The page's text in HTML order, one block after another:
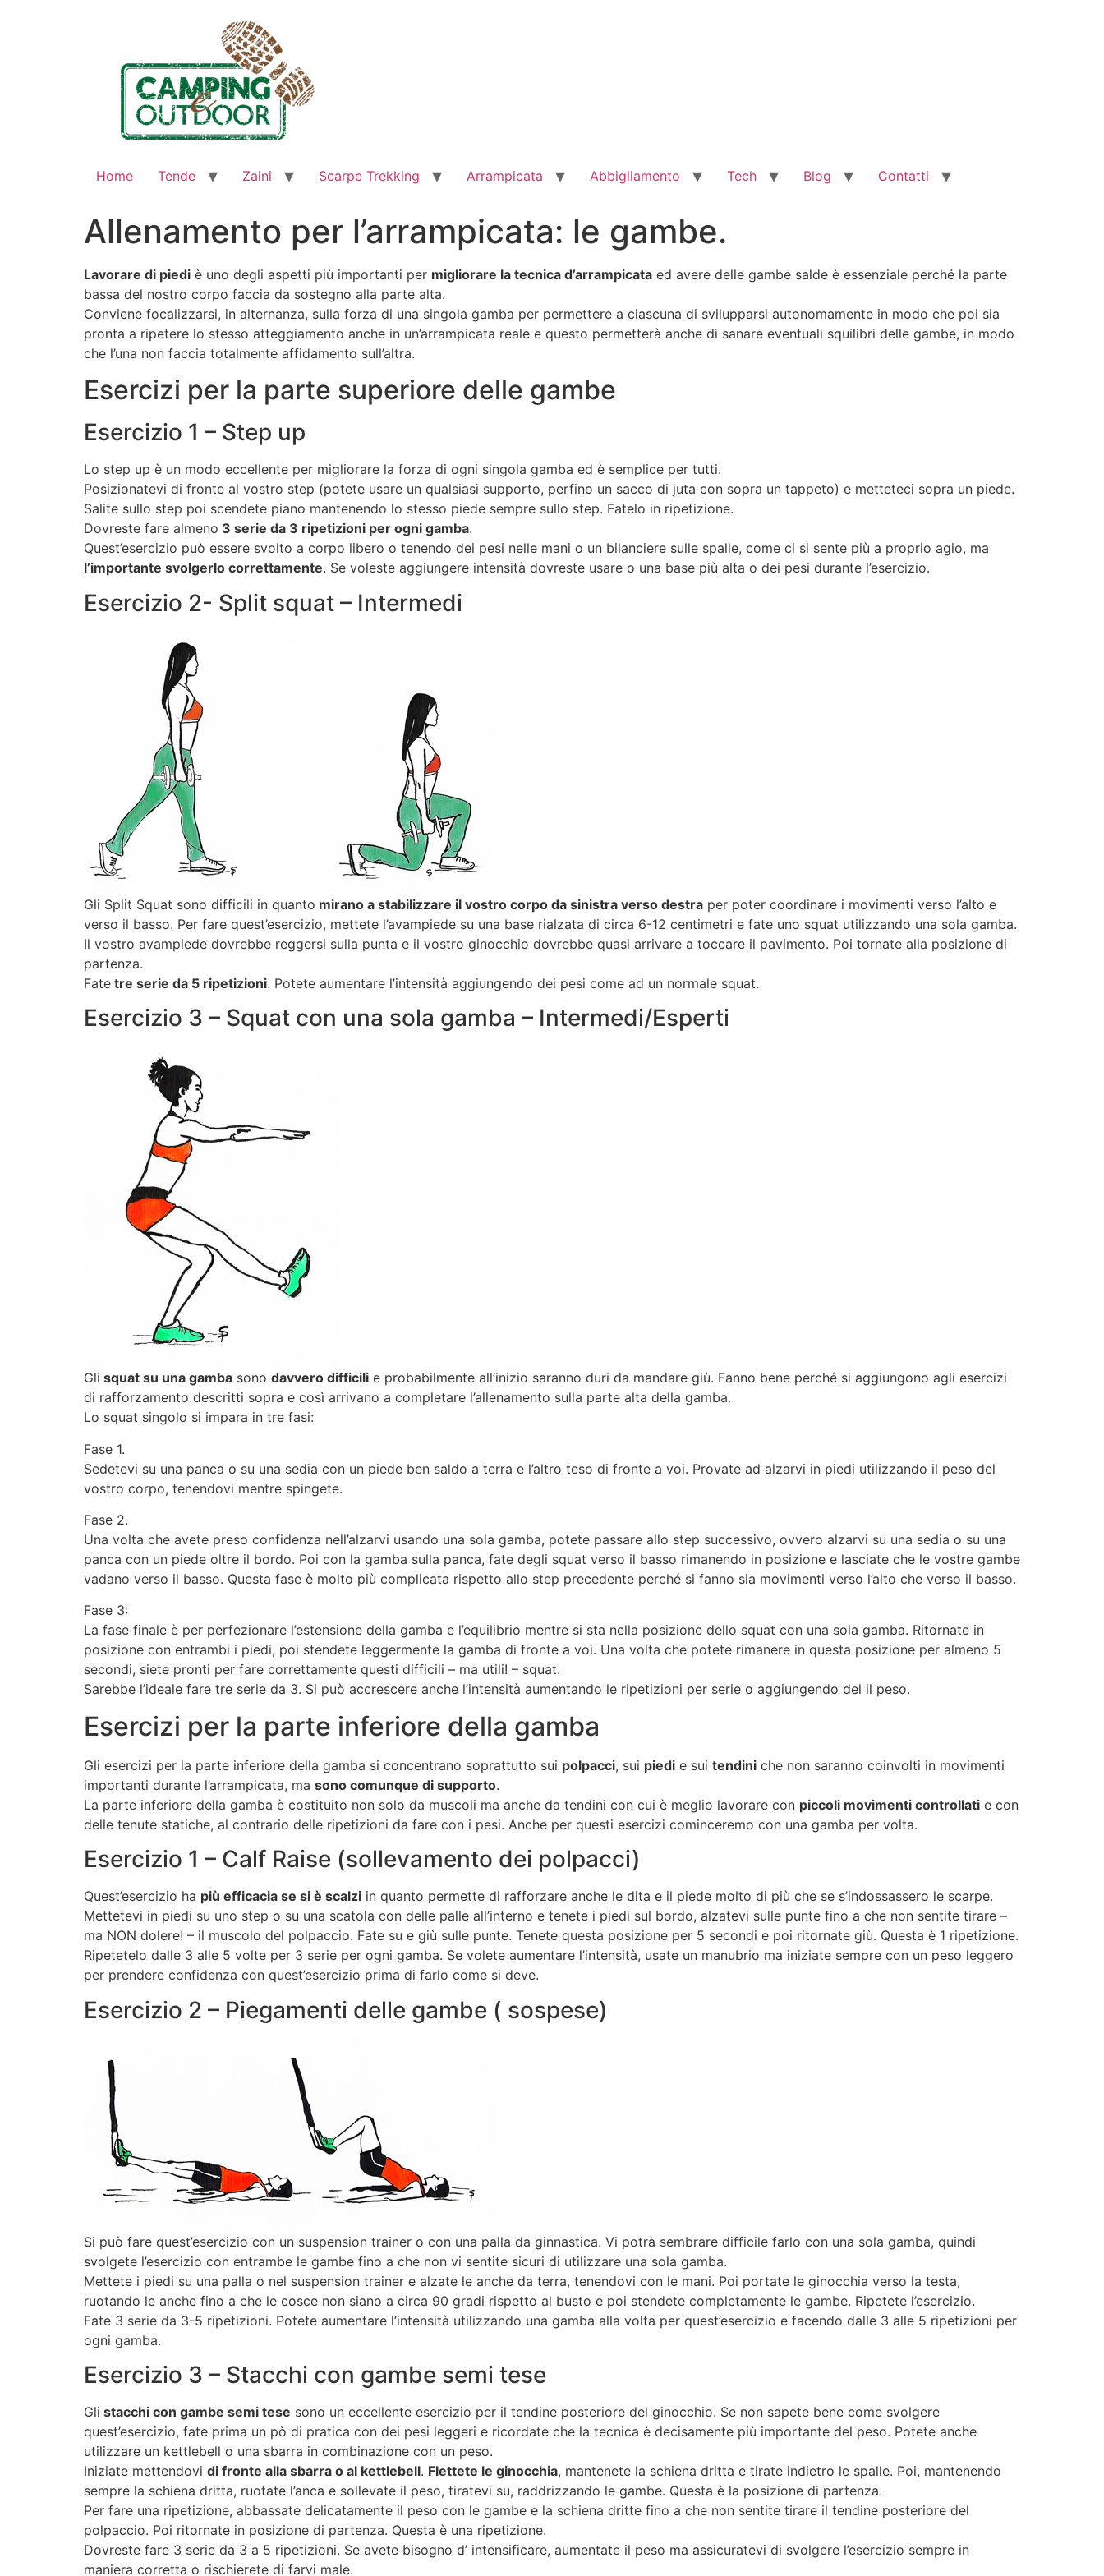
Home Tende Zaini Scarpe Trekking Arrampicata Abbigliamento Tech Blog Contatti
Allenamento per l’arrampicata: le gambe.
Lavorare di piedi è uno degli aspetti più importanti per migliorare la tecnica d’arrampicata ed avere delle gambe salde è essenziale perché la parte
bassa del nostro corpo faccia da sostegno alla parte alta.
Conviene focalizzarsi, in alternanza, sulla forza di una singola gamba per permettere a ciascuna di svilupparsi autonomamente in modo che poi sia
pronta a ripetere lo stesso atteggiamento anche in un’arrampicata reale e questo permetterà anche di sanare eventuali squilibri delle gambe, in modo
che l’una non faccia totalmente affidamento sull’altra.
Esercizi per la parte superiore delle gambe
Esercizio 1 – Step up
Lo step up è un modo eccellente per migliorare la forza di ogni singola gamba ed è semplice per tutti.
Posizionatevi di fronte al vostro step (potete usare un qualsiasi supporto, perfino un sacco di juta con sopra un tappeto) e metteteci sopra un piede.
Salite sullo step poi scendete piano mantenendo lo stesso piede sempre sullo step. Fatelo in ripetizione.
Dovreste fare almeno 3 serie da 3 ripetizioni per ogni gamba.
Quest’esercizio può essere svolto a corpo libero o tenendo dei pesi nelle mani o un bilanciere sulle spalle, come ci si sente più a proprio agio, ma
l’importante svolgerlo correttamente. Se voleste aggiungere intensità dovreste usare o una base più alta o dei pesi durante l’esercizio.
Esercizio 2- Split squat – Intermedi
Gli Split Squat sono difficili in quanto mirano a stabilizzare il vostro corpo da sinistra verso destra per poter coordinare i movimenti verso l’alto e
verso il basso. Per fare quest’esercizio, mettete l’avampiede su una base rialzata di circa 6-12 centimetri e fate uno squat utilizzando una sola gamba.
Il vostro avampiede dovrebbe reggersi sulla punta e il vostro ginocchio dovrebbe quasi arrivare a toccare il pavimento. Poi tornate alla posizione di
partenza.
Fate tre serie da 5 ripetizioni. Potete aumentare l’intensità aggiungendo dei pesi come ad un normale squat.
Esercizio 3 – Squat con una sola gamba – Intermedi/Esperti
Gli squat su una gamba sono davvero difficili e probabilmente all’inizio saranno duri da mandare giù. Fanno bene perché si aggiungono agli esercizi
di rafforzamento descritti sopra e così arrivano a completare l’allenamento sulla parte alta della gamba.
Lo squat singolo si impara in tre fasi:
Fase 1.
Sedetevi su una panca o su una sedia con un piede ben saldo a terra e l’altro teso di fronte a voi. Provate ad alzarvi in piedi utilizzando il peso del
vostro corpo, tenendovi mentre spingete.
Fase 2.
Una volta che avete preso confidenza nell’alzarvi usando una sola gamba, potete passare allo step successivo, ovvero alzarvi su una sedia o su una
panca con un piede oltre il bordo. Poi con la gamba sulla panca, fate degli squat verso il basso rimanendo in posizione e lasciate che le vostre gambe
vadano verso il basso. Questa fase è molto più complicata rispetto allo step precedente perché si fanno sia movimenti verso l’alto che verso il basso.
Fase 3:
La fase finale è per perfezionare l’estensione della gamba e l’equilibrio mentre si sta nella posizione dello squat con una sola gamba. Ritornate in
posizione con entrambi i piedi, poi stendete leggermente la gamba di fronte a voi. Una volta che potete rimanere in questa posizione per almeno 5
secondi, siete pronti per fare correttamente questi difficili – ma utili! – squat.
Sarebbe l’ideale fare tre serie da 3. Si può accrescere anche l’intensità aumentando le ripetizioni per serie o aggiungendo del il peso.
Esercizi per la parte inferiore della gamba
Gli esercizi per la parte inferiore della gamba si concentrano soprattutto sui polpacci, sui piedi e sui tendini che non saranno coinvolti in movimenti
importanti durante l’arrampicata, ma sono comunque di supporto.
La parte inferiore della gamba è costituito non solo da muscoli ma anche da tendini con cui è meglio lavorare con piccoli movimenti controllati e con
delle tenute statiche, al contrario delle ripetizioni da fare con i pesi. Anche per questi esercizi cominceremo con una gamba per volta.
Esercizio 1 – Calf Raise (sollevamento dei polpacci)
Quest’esercizio ha più efficacia se si è scalzi in quanto permette di rafforzare anche le dita e il piede molto di più che se s’indossassero le scarpe.
Mettetevi in piedi su uno step o su una scatola con delle palle all’interno e tenete i piedi sul bordo, alzatevi sulle punte fino a che non sentite tirare –
ma NON dolere! – il muscolo del polpaccio. Fate su e giù sulle punte. Tenete questa posizione per 5 secondi e poi ritornate giù. Questa è 1 ripetizione.
Ripetetelo dalle 3 alle 5 volte per 3 serie per ogni gamba. Se volete aumentare l’intensità, usate un manubrio ma iniziate sempre con un peso leggero
per prendere confidenza con quest’esercizio prima di farlo come si deve.
Esercizio 2 – Piegamenti delle gambe ( sospese)
Si può fare quest’esercizio con un suspension trainer o con una palla da ginnastica. Vi potrà sembrare difficile farlo con una sola gamba, quindi
svolgete l’esercizio con entrambe le gambe fino a che non vi sentite sicuri di utilizzare una sola gamba.
Mettete i piedi su una palla o nel suspension trainer e alzate le anche da terra, tenendovi con le mani. Poi portate le ginocchia verso la testa,
ruotando le anche fino a che le cosce non siano a circa 90 gradi rispetto al busto e poi stendete completamente le gambe. Ripetete l’esercizio.
Fate 3 serie da 3-5 ripetizioni. Potete aumentare l’intensità utilizzando una gamba alla volta per quest’esercizio e facendo dalle 3 alle 5 ripetizioni per
ogni gamba.
Esercizio 3 – Stacchi con gambe semi tese
Gli stacchi con gambe semi tese sono un eccellente esercizio per il tendine posteriore del ginocchio. Se non sapete bene come svolgere
quest’esercizio, fate prima un pò di pratica con dei pesi leggeri e ricordate che la tecnica è decisamente più importante del peso. Potete anche
utilizzare un kettlebell o una sbarra in combinazione con un peso.
Iniziate mettendovi di fronte alla sbarra o al kettlebell. Flettete le ginocchia, mantenete la schiena dritta e tirate indietro le spalle. Poi, mantenendo
sempre la schiena dritta, ruotate l’anca e sollevate il peso, tiratevi su, raddrizzando le gambe. Questa è la posizione di partenza.
Per fare una ripetizione, abbassate delicatamente il peso con le gambe e la schiena dritte fino a che non sentite tirare il tendine posteriore del
polpaccio. Poi ritornate in posizione di partenza. Questa è una ripetizione.
Dovreste fare 3 serie da 3 a 5 ripetizioni. Se avete bisogno d’ intensificare, aumentate il peso ma assicuratevi di svolgere l’esercizio sempre in
maniera corretta o rischierete di farvi male.